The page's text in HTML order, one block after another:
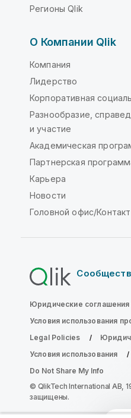
Регионы Qlik
О Компании Qlik
Компания
Лидерство
Корпоративная
Разнообразие,
и участие
Академическая
Партнерская
Карьера
Новости
Головной офис/Контакт
Юридические соглашения
Условия использования
Legal Policies
Условия использования
Do Not Share My Info
© QlikTech International AB,
защищены.